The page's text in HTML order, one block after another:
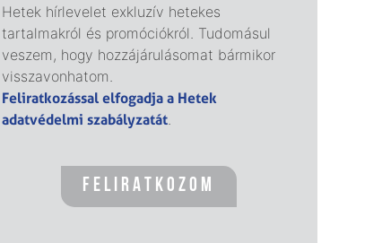
Hetek hírlevelet exkluzív hetekes
tartalmakról és promóciókról. Tudomásul
veszem, hogy hozzájárulásomat bármikor
visszavonhatom.
Feliratkozással elfogadja a Hetek
adatvédelmi szabályzatát